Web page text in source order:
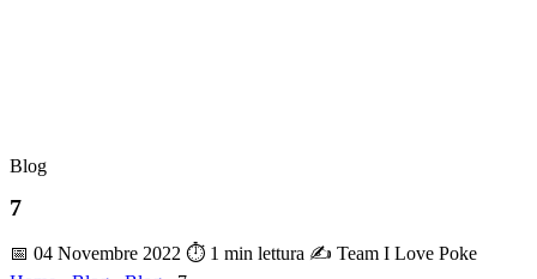
Blog
7
📅 04 Novembre 2022 ⏱ 1 min lettura ✍️ Team I Love Poke